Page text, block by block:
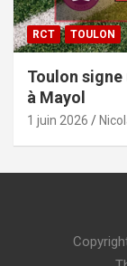
RCT TOULON
Toulon signe
à Mayol
1 juin 2026